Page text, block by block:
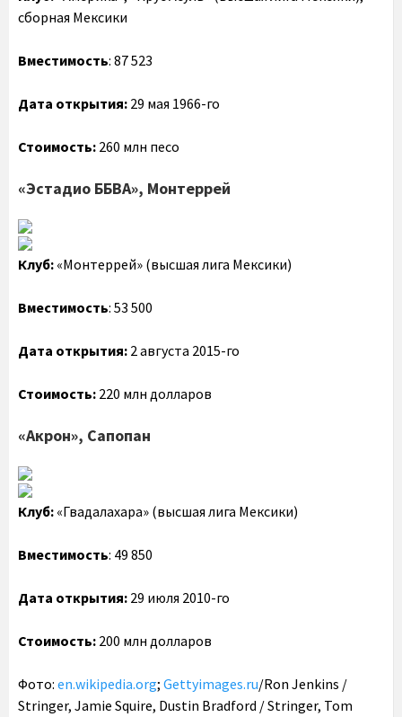
сборная Мексики
Вместимость: 87 523
Дата открытия: 29 мая 1966-го
Стоимость: 260 млн песо
«Эстадио ББВА», Монтеррей
Клуб: «Монтеррей» (высшая лига Мексики)
Вместимость: 53 500
Дата открытия: 2 августа 2015-го
Стоимость: 220 млн долларов
«Акрон», Сапопан
Клуб: «Гвадалахара» (высшая лига Мексики)
Вместимость: 49 850
Дата открытия: 29 июля 2010-го
Стоимость: 200 млн долларов
Фото: en.wikipedia.org; Gettyimages.ru/Ron Jenkins /
Stringer, Jamie Squire, Dustin Bradford / Stringer, Tom